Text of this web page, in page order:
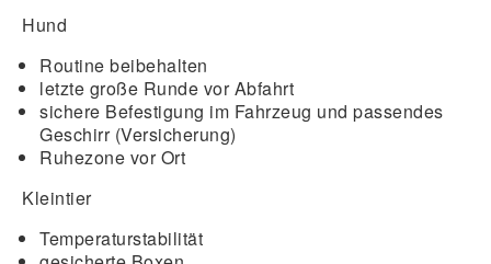
Hund
Routine beibehalten
letzte große Runde vor Abfahrt
sichere Befestigung im Fahrzeug und passendes
Geschirr (Versicherung)
Ruhezone vor Ort
Kleintier
Temperaturstabilität